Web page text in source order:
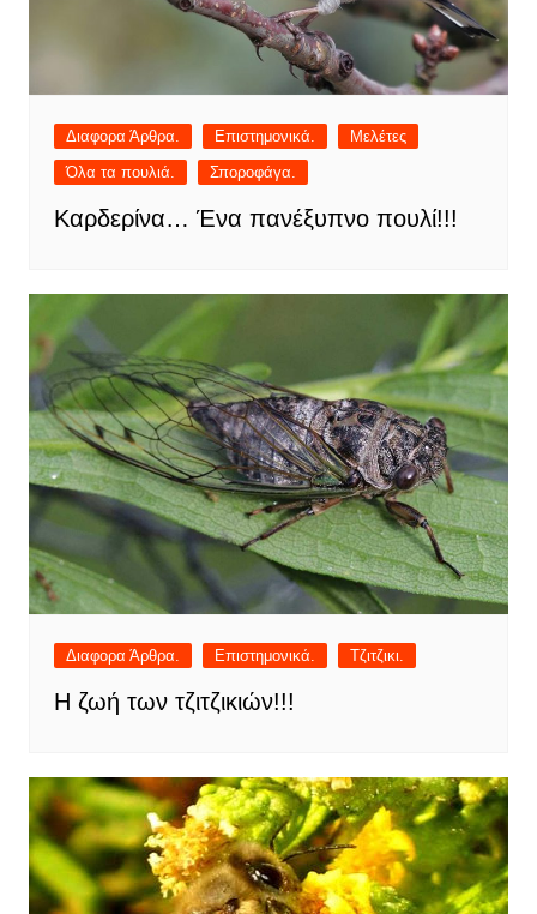
Διαφορα Άρθρα. Επιστημονικά.
Μελέτες
Όλα τα πουλιά.
Σποροφάγα.
Καρδερίνα… Ένα πανέξυπνο πουλί!!!
Διαφορα Άρθρα. Επιστημονικά. Τζιτζικι.
Η ζωή των τζιτζικιών!!!